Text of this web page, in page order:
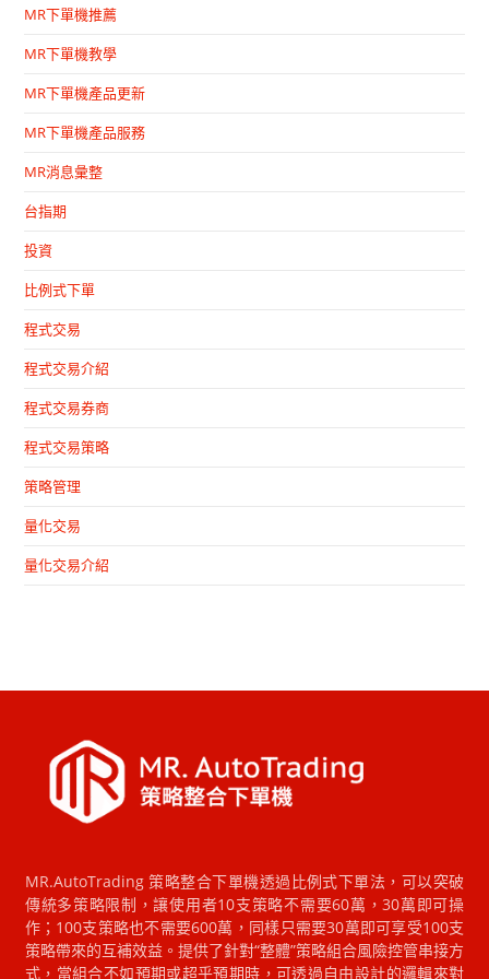
MR下單機推薦
MR下單機教學
MR下單機產品更新
MR下單機產品服務
MR消息彙整
台指期
投資
比例式下單
程式交易
程式交易介紹
程式交易券商
程式交易策略
策略管理
量化交易
量化交易介紹
MR.AutoTrading 策略整合下單機透過比例式下單法，可以突破
傳統多策略限制，讓使用者10支策略不需要60萬，30萬即可操
作；100支策略也不需要600萬，同樣只需要30萬即可享受100支
策略帶來的互補效益。提供了針對“整體”策略組合風險控管串接方
式，當組合不如預期或超乎預期時，可透過自由設計的邏輯來對